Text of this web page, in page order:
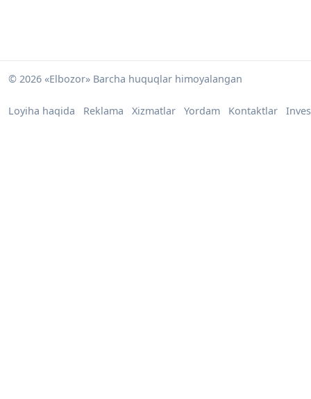
© 2026 «Elbozor» Barcha huquqlar himoyalangan
Loyiha haqida Reklama Xizmatlar Yordam Kontaktlar